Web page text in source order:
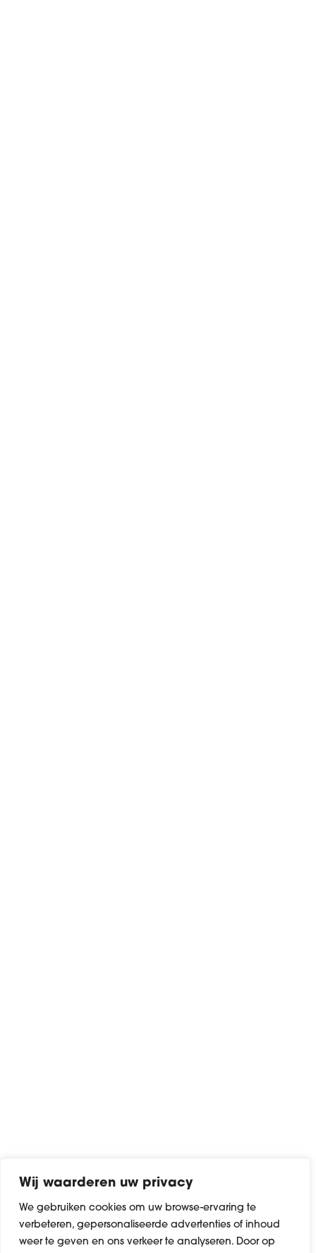
Wij waarderen uw privacy
We gebruiken cookies om uw browse-ervaring te
verbeteren, gepersonaliseerde advertenties of inhoud
weer te geven en ons verkeer te analyseren. Door op